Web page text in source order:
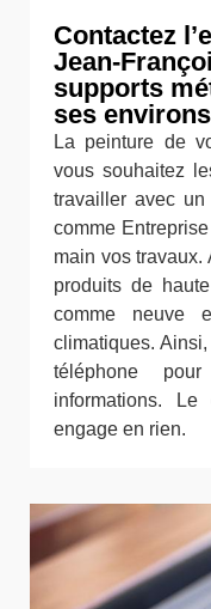
Contactez
Jean-
supports
ses environs
La peinture de
vous souhaitez
travailler avec
comme
main vos
produits de
comme neuve
climatiques.
téléphone
informations.
engage en rien.